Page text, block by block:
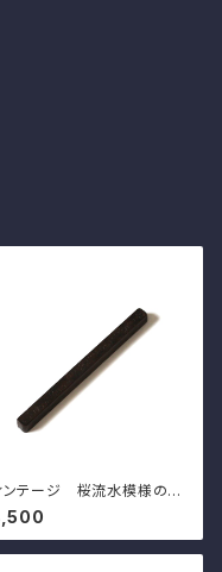
ンテージ 桜流水模様の文
Vintage Japan
Mteal Paperweight, C
Design of Sakura Ch